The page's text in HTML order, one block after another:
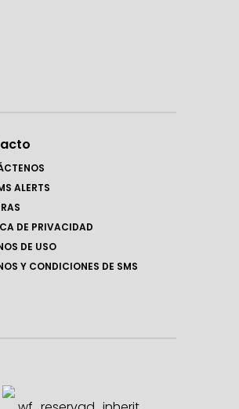
ALERTS
DE PRIVACIDAD
DE USO
Y CONDICIONES DE SMS